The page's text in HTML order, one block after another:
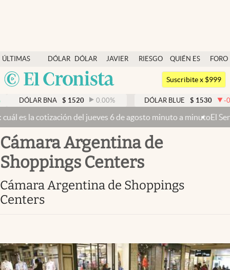
ÚLTIMAS
NOTICIAS
DÓLAR
DÓLAR
BLUE
JAVIER
RIESGO
QUIÉN ES
QUIÉN
FORO
Argentina
México
Dólar
Members
Economía y Política
Finanzas y Mercados
Mercados Online
Negocios
Otras secciones
Clase
Suscribite x $999
DÓLAR BNA $ 1520 0.00% DÓLAR BLUE $ 1530 -0.65
del jueves 6 de agosto minuto a minutoEl Senado
Cámara Argentina de
Shoppings Centers
Cámara Argentina de Shoppings
Centers